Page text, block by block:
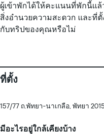
ผู้เข้าพักได้ให้คะแนนที่พักนี้แล้
สิ่งอำนวยความสะดวก และที่
กับทริปของคุณหรือไม่
ที่ตั้ง
157/77 ถ.พัทยา-นาเกลือ, พัทยา
มีอะไรอยู่ใกล้เคียงบ้าง